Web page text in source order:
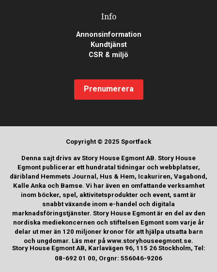
Info
Annonsinformation
Kundtjänst
CSR & miljö
Prenumerera
Copyright © 2025 Sportfack
Denna sajt drivs av Story House Egmont AB. Story House
Egmont publicerar ett hundratal tidningar och webbplatser,
däribland Hemmets Journal, Hus & Hem, Icakuriren, Vagabond,
Kalle Anka och Bamse. Vi har även en omfattande verksamhet
inom böcker, spel, aktivitetsprodukter och event, samt är
snabbt växande inom e-handel och digitala
marknadsföringstjänster. Story House Egmont är en del av den
nordiska mediekoncernen och stiftelsen Egmont som varje år
delar ut mer än 120 miljoner kronor för att hjälpa utsatta barn
och ungdomar. Läs mer på www.storyhouseegmont.se.
Story House Egmont AB, Karlavägen 96, 115 26 Stockholm, Tel:
08-692 01 00, Orgnr: 556046-9206